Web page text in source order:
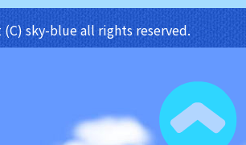
sky-blue all rights reserved.